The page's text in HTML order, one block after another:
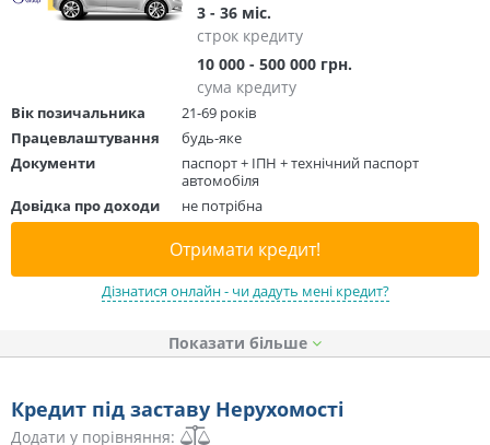
3 - 36 міс.
строк кредиту
10 000 - 500 000 грн.
сума кредиту
Вік позичальника
21-69 років
Працевлаштування
будь-яке
Документи
паспорт + ІПН + технічний паспорт
автомобіля
Довідка про доходи
не потрібна
Отримати кредит!
Дізнатися онлайн - чи дадуть мені кредит?
Показати
Кредит під заставу Нерухомості
Додати у порівняння: